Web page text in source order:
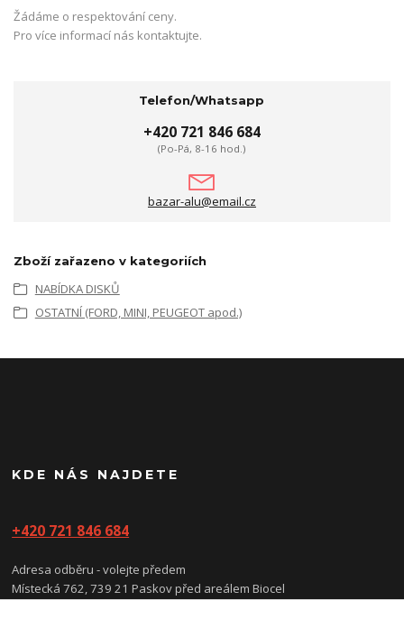
Žádáme o respektování ceny.
Pro více informací nás kontaktujte.
Telefon/Whatsapp
+420 721 846 684
(Po-Pá, 8-16 hod.)
bazar-alu@email.cz
Zboží zařazeno v kategoriích
NABÍDKA DISKŮ
OSTATNÍ (FORD, MINI, PEUGEOT apod.)
KDE NÁS NAJDETE
+420 721 846 684
Adresa odběru - volejte předem
Místecká 762, 739 21 Paskov před areálem Biocel